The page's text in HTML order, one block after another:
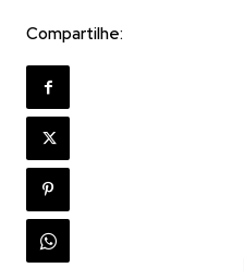
Compartilhe: